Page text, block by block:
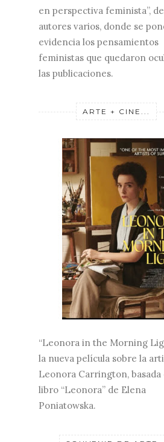
en perspectiva feminista”, de
autores varios, donde se
evidencia los pensamientos
feministas que quedaron
las publicaciones.
ARTE + CINE...
“Leonora in the Morning
la nueva película sobre la
Leonora Carrington, basada
libro “Leonora” de Elena
Poniatowska.